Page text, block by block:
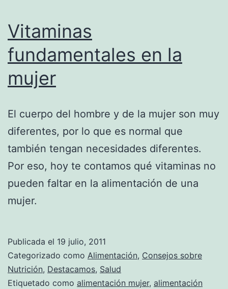
Vitaminas
fundamentales en la
mujer
El cuerpo del hombre y de la mujer son muy
diferentes, por lo que es normal que
también tengan necesidades diferentes.
Por eso, hoy te contamos qué vitaminas no
pueden faltar en la alimentación de una
mujer.
Publicada el 19 julio, 2011
Categorizado como Alimentación, Consejos sobre
Nutrición, Destacamos, Salud
Etiquetado como alimentación mujer, alimentación